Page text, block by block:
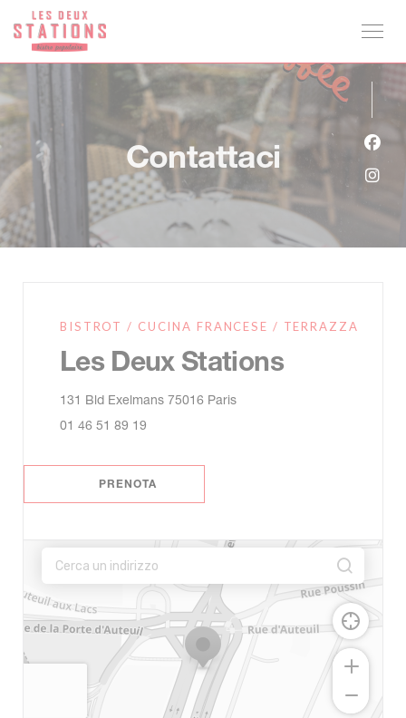
Personalizzazione delle tue scelte sui cookie
Contattaci
BISTROT / CUCINA FRANCESE / TERRAZZA
Les Deux Stations
131 Bld Exelmans 75016 Paris((apre una nuova finestra))
01 46 51 89 19
PRENOTA